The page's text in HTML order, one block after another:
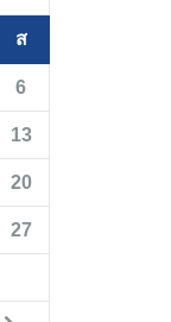
ส
6
13
20
27